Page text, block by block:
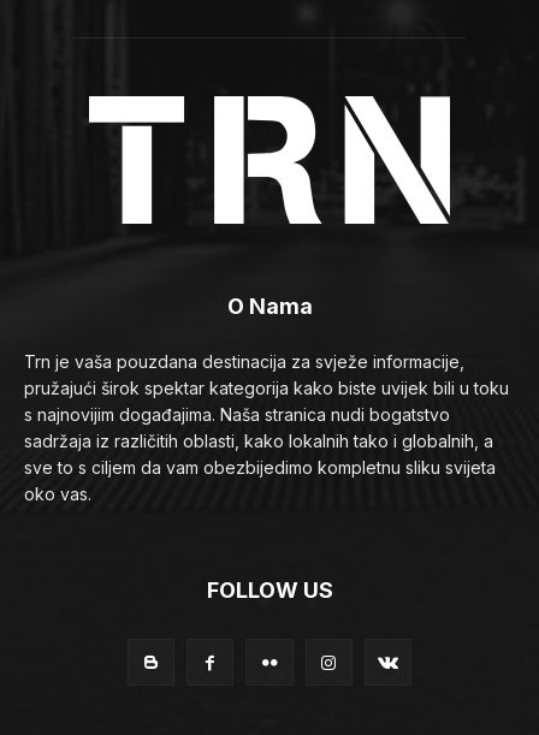
O Nama
Trn je vaša pouzdana destinacija za svježe informacije,
pružajući širok spektar kategorija kako biste uvijek bili u toku
s najnovijim događajima. Naša stranica nudi bogatstvo
sadržaja iz različitih oblasti, kako lokalnih tako i globalnih, a
sve to s ciljem da vam obezbijedimo kompletnu sliku svijeta
oko vas.
FOLLOW US